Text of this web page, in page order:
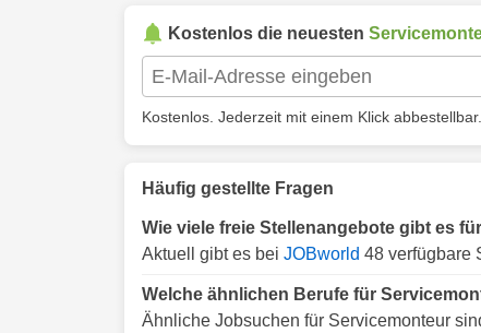
Kostenlos die neuesten
Kostenlos. Jederzeit mit einem Klick abbestellbar.
Häufig gestellte Fragen
Wie viele freie Stellenangebote gibt es
Aktuell gibt es bei JOBworld 48 verfügbare
Welche ähnlichen Berufe für
Ähnliche Jobsuchen für Servicemonteur